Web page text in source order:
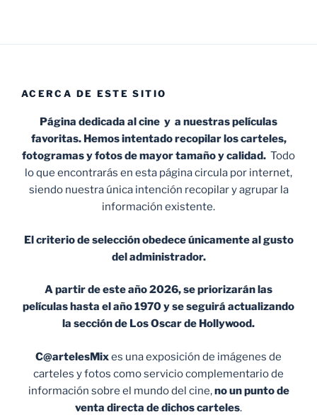
ACERCA DE ESTE SITIO
Página dedicada al cine y a nuestras películas
favoritas. Hemos intentado recopilar los carteles,
fotogramas y fotos de mayor tamaño y calidad. Todo
lo que encontrarás en esta página circula por internet,
siendo nuestra única intención recopilar y agrupar la
información existente.
El criterio de selección obedece únicamente al gusto
del administrador.
A partir de este año 2026, se priorizarán las
películas hasta el año 1970 y se seguirá actualizando
la sección de Los Oscar de Hollywood.
C@artelesMixes una exposición de imágenes de
carteles y fotos como servicio complementario de
información sobre el mundo del cine,no un punto de
venta directa de dichos carteles.